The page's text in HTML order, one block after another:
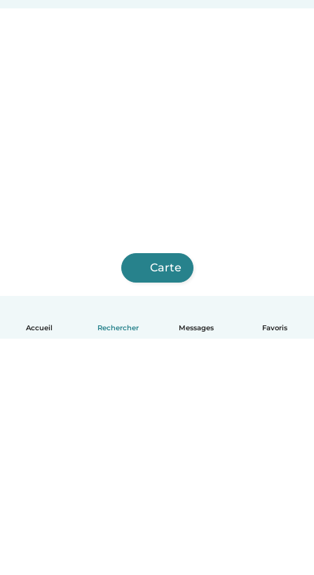
Accueil Rechercher Messages Favoris
Carte